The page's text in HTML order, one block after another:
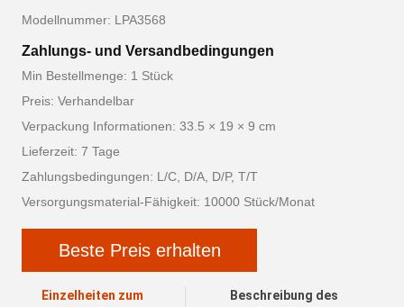
Modellnummer: LPA3568
Zahlungs- und Versandbedingungen
Min Bestellmenge: 1 Stück
Preis: Verhandelbar
Verpackung Informationen: 33.5 × 19 × 9 cm
Lieferzeit: 7 Tage
Zahlungsbedingungen: L/C, D/A, D/P, T/T
Versorgungsmaterial-Fähigkeit: 10000 Stück/Monat
Beste Preis erhalten
Einzelheiten zum
Beschreibung des